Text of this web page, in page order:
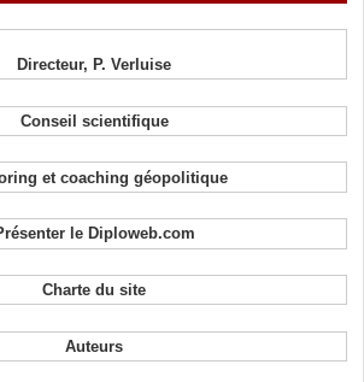
Directeur, P. Verluise
Conseil scientifique
et coaching géopolitique
le Diploweb.com
Charte du site
Auteurs